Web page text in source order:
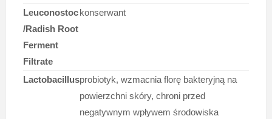
Leuconostoc
/Radish Root
Ferment
Filtrate
konserwant
Lactobacillusprobiotyk, wzmacnia florę bakteryjną na
powierzchni skóry, chroni przed
negatywnym wpływem środowiska